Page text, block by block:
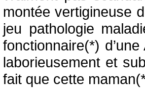
montée vertigineuse
jeu pathologie
fonctionnaire(*)
laborieusement et
fait que cette